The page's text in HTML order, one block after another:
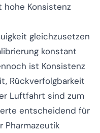
hohe Konsistenz
gleichzusetzen
konstant
ist Konsistenz
Rückverfolgbarkeit
Luftfahrt sind zum
entscheidend für
Pharmazeutik